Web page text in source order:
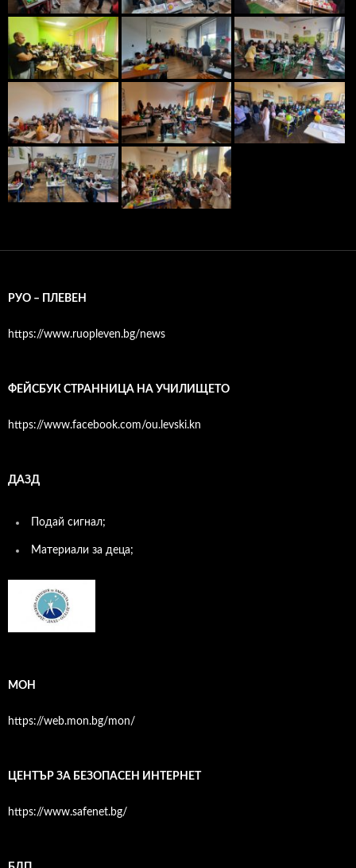
РУО – ПЛЕВЕН
https://www.ruopleven.bg/news
ФЕЙСБУК СТРАННИЦА НА УЧИЛИЩЕТО
https://www.facebook.com/ou.levski.kn
ДАЗД
Подай сигнал;
Материали за деца;
МОН
https://web.mon.bg/mon/
ЦЕНТЪР ЗА БЕЗОПАСЕН ИНТЕРНЕТ
https://www.safenet.bg/